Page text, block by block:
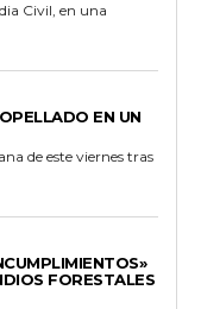
Civil, en una
EN UN
de este viernes tras
FORESTALES